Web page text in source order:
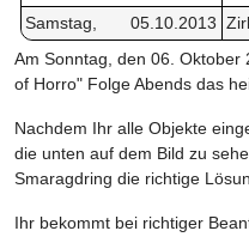
Samstag, 05.10.2013
Am Sonntag, den 06.
of Horro" Folge Abends das
Nachdem Ihr alle Objekte
die unten auf dem Bild zu
Smaragdring die richtige
Ihr bekommt bei richtiger